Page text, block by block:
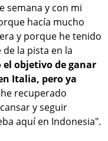
semana y con mi
hacía mucho
y porque he tenido
la pista en la
el objetivo de ganar
Italia, pero ya
recuperado
y seguir
aquí en Indonesia".